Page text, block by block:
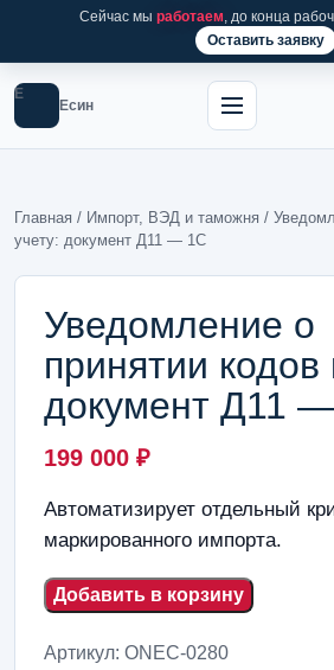
Сейчас мы работаем, до конца
Оставить заявку
Е
Есин
Главная / Импорт, ВЭД и таможня /
учету: документ Д11 — 1С
Уведомление о
принятии кодов
документ Д11
199 000 ₽
Автоматизирует отдельный
маркированного импорта.
Добавить в корзину
Артикул: ONEC-0280